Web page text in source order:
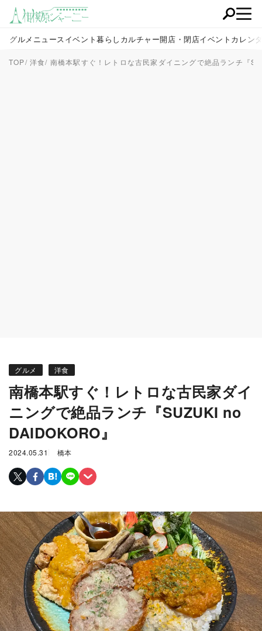
グルメ ニュース イベント暮らし カルチャー開店・閉店イベントカレン
TOP 洋食 南橋本駅すぐ！レトロな古民家ダイニングで絶品ランチ『
グルメ 洋食
南橋本駅すぐ！レトロな古民家ダイ
ニングで絶品ランチ『SUZUKI no
DAIDOKORO』
2024.05.31 橋本